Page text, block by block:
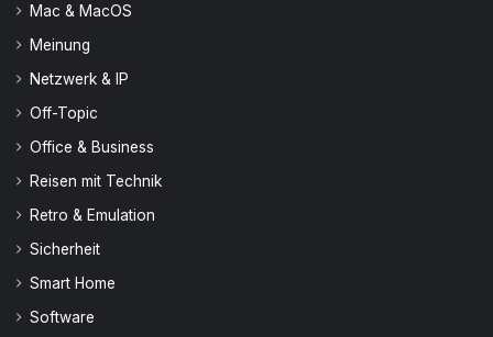
Mac & MacOS
Meinung
Netzwerk & IP
Off-Topic
Office & Business
Reisen mit Technik
Retro & Emulation
Sicherheit
Smart Home
Software